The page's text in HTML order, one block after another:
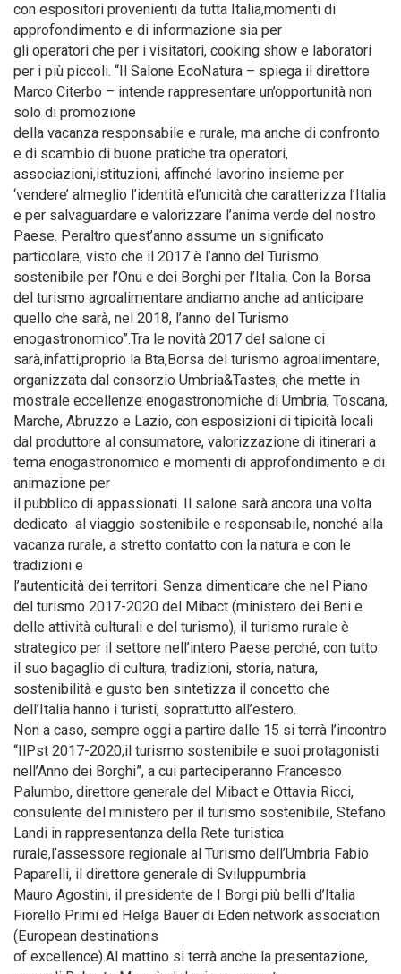
con espositori provenienti da tutta Italia,momenti di
approfondimento e di informazione sia per
gli operatori che per i visitatori, cooking show e laboratori
per i più piccoli. “Il Salone EcoNatura – spiega il direttore
Marco Citerbo – intende rappresentare un’opportunità non
solo di promozione
della vacanza responsabile e rurale, ma anche di confronto
e di scambio di buone pratiche tra operatori,
associazioni,istituzioni, affinché lavorino insieme per
‘vendere’ almeglio l’identità el’unicità che caratterizza l’Italia
e per salvaguardare e valorizzare l’anima verde del nostro
Paese. Peraltro quest’anno assume un significato
particolare, visto che il 2017 è l’anno del Turismo
sostenibile per l’Onu e dei Borghi per l’Italia. Con la Borsa
del turismo agroalimentare andiamo anche ad anticipare
quello che sarà, nel 2018, l’anno del Turismo
enogastronomico”.Tra le novità 2017 del salone ci
sarà,infatti,proprio la Bta,Borsa del turismo agroalimentare,
organizzata dal consorzio Umbria&Tastes, che mette in
mostrale eccellenze enogastronomiche di Umbria, Toscana,
Marche, Abruzzo e Lazio, con esposizioni di tipicità locali
dal produttore al consumatore, valorizzazione di itinerari a
tema enogastronomico e momenti di approfondimento e di
animazione per
il pubblico di appassionati. Il salone sarà ancora una volta
dedicato al viaggio sostenibile e responsabile, nonché alla
vacanza rurale, a stretto contatto con la natura e con le
tradizioni e
l’autenticità dei territori. Senza dimenticare che nel Piano
del turismo 2017-2020 del Mibact (ministero dei Beni e
delle attività culturali e del turismo), il turismo rurale è
strategico per il settore nell’intero Paese perché, con tutto
il suo bagaglio di cultura, tradizioni, storia, natura,
sostenibilità e gusto ben sintetizza il concetto che
dell’Italia hanno i turisti, soprattutto all’estero.
Non a caso, sempre oggi a partire dalle 15 si terrà l’incontro
“IlPst 2017-2020,il turismo sostenibile e suoi protagonisti
nell’Anno dei Borghi”, a cui parteciperanno Francesco
Palumbo, direttore generale del Mibact e Ottavia Ricci,
consulente del ministero per il turismo sostenibile, Stefano
Landi in rappresentanza della Rete turistica
rurale,l’assessore regionale al Turismo dell’Umbria Fabio
Paparelli, il direttore generale di Sviluppumbria
Mauro Agostini, il presidente de I Borgi più belli d’Italia
Fiorello Primi ed Helga Bauer di Eden network association
(European destinations
of excellence).Al mattino si terrà anche la presentazione,